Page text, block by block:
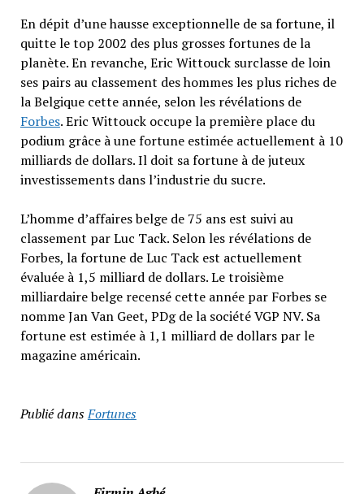
En dépit d’une hausse exceptionnelle de sa fortune, il
quitte le top 2002 des plus grosses fortunes de la
planète. En revanche, Eric Wittouck surclasse de loin
ses pairs au classement des hommes les plus riches de
la Belgique cette année, selon les révélations de
Forbes. Eric Wittouck occupe la première place du
podium grâce à une fortune estimée actuellement à 10
milliards de dollars. Il doit sa fortune à de juteux
investissements dans l’industrie du sucre.
L’homme d’affaires belge de 75 ans est suivi au
classement par Luc Tack. Selon les révélations de
Forbes, la fortune de Luc Tack est actuellement
évaluée à 1,5 milliard de dollars. Le troisième
milliardaire belge recensé cette année par Forbes se
nomme Jan Van Geet, PDg de la société VGP NV. Sa
fortune est estimée à 1,1 milliard de dollars par le
magazine américain.
Publié dansFortunes